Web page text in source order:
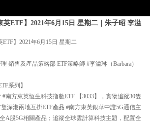
英ETF】2021年6月15日 星期二｜朱子昭 李溢
ETF】2021年6月15日 星期二
銷售及產品策略部 ETF策略師 #李溢琳（Barbara）
系列】
南方東英恆生科技指數ETF 【3033】，實物追蹤30隻
深港兩地互掛ETF產品 #南方東英銀華中證5G通信主
A股5G相關產品；追蹤全球雲計算科技主題，配置全